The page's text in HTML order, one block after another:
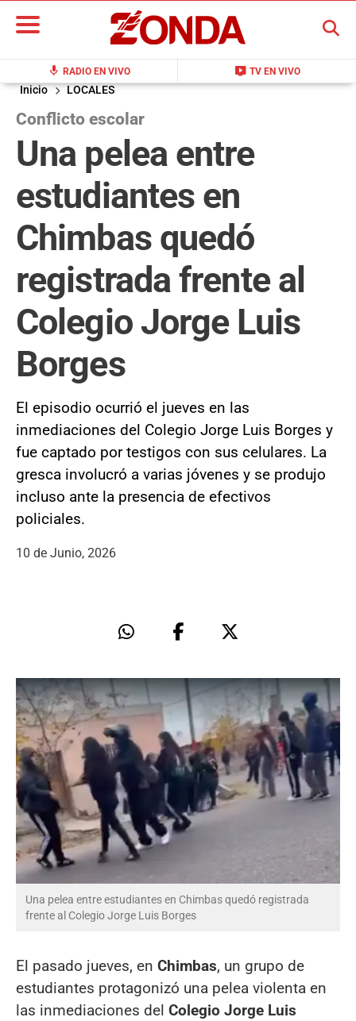
mic RADIO EN VIVO live_tv TV EN VIVO
BUSCAR
Inicio LOCALES
Conflicto escolar
Una pelea entre
estudiantes en
Chimbas quedó
registrada frente al
Colegio Jorge Luis
Borges
El episodio ocurrió el jueves en las
inmediaciones del Colegio Jorge Luis Borges y
fue captado por testigos con sus celulares. La
gresca involucró a varias jóvenes y se produjo
incluso ante la presencia de efectivos
policiales.
10 de Junio, 2026
Una pelea entre estudiantes en Chimbas quedó registrada
frente al Colegio Jorge Luis Borges
El pasado jueves, en Chimbas, un grupo de
estudiantes protagonizó una pelea violenta en
las inmediaciones del Colegio Jorge Luis